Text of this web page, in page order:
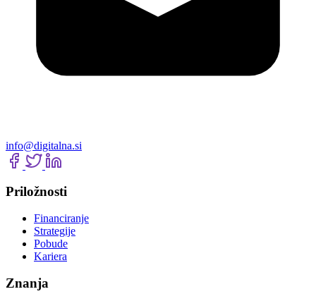
info@digitalna.si
Priložnosti
Financiranje
Strategije
Pobude
Kariera
Znanja